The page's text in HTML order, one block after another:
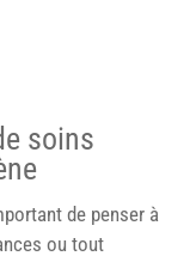
soins
de penser à
ou tout